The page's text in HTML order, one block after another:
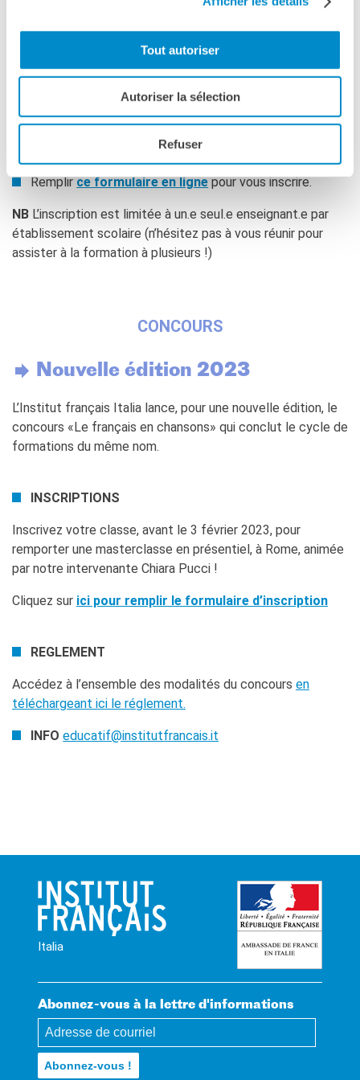
Tout autoriser
Autoriser la sélection
Refuser
Voirla présentationillustrée
Remplirce formulaire en lignepour vous inscrire.
NB L’inscription est limitée à un.e seul.e enseignant.e par
établissement scolaire (n’hésitez pas à vous réunir pour
assister à la formation à plusieurs !)
CONCOURS
Nouvelle édition 2023
L’Institut français Italia lance, pour une nouvelle édition, le
concours «Le français en chansons» qui conclut le cycle de
formations du même nom.
INSCRIPTIONS
Inscrivez votre classe, avant le 3 février 2023, pour
remporter une masterclasse en présentiel, à Rome, animée
par notre intervenante Chiara Pucci !
Cliquez sur ici pour remplir le formulaire d’inscription
REGLEMENT
Accédez à l’ensemble des modalités du concours en
téléchargeant ici le réglement.
INFO educatif@institutfrancais.it
Italia
Abonnez-vous à la lettre d'informations